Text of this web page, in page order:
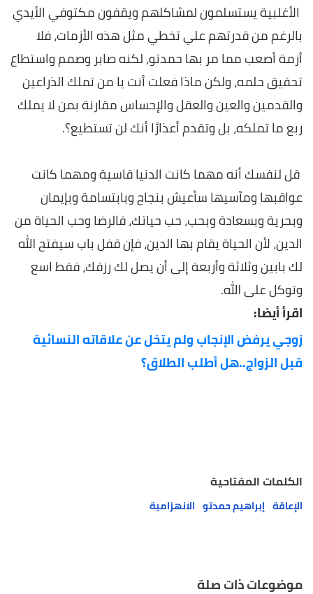
الأغلبية يستسلمون لمشاكلهم ويقفون مكتوفي الأيدي
بالرغم من قدرتهم علي تخطي مثل هذه الأزمات، فلا
أزمة أصعب مما مر بها حمدتو، لكنه صابر وصمم واستطاع
تحقيق حلمه، ولكن ماذا فعلت أنت يا من تملك الذراعين
والقدمين والعين والعقل والإحساس مقارنة بمن لا يملك
ربع ما تملكه، بل وتقدم أعذارًا أنك لن تستطيع؟.
قل لنفسك أنه مهما كانت الدنيا قاسية ومهما كانت
عواقبها ومآسيها سأعيش بنجاح وبابتسامة وبإيمان
وبحرية وبسعادة وبحب، حب حياتك، فالرضا وحب الحياة من
الدين، لأن الحياة يقام بها الدين، فإن قفل باب سيفتح الله
لك بابين وثلاثة وأربعة إلى أن يصل لك رزقك، فقط اسع
وتوكل على الله.
اقرأ أيضا:
زوجي يرفض الإنجاب ولم يتخل عن علاقاته النسائية
قبل الزواج..هل أطلب الطلاق؟
الكلمات المفتاحية
الإعاقة إبراهيم حمدتو الانهزامية
موضوعات ذات صلة